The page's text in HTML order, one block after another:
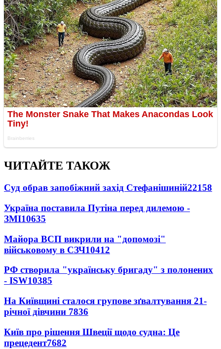
ЧИТАЙТЕ ТАКОЖ
Суд обрав запобіжний захід Стефанішиній22158
Україна поставила Путіна перед дилемою -
ЗМІ10635
Майора ВСП викрили на "допомозі"
військовому в СЗЧ10412
РФ створила "українську бригаду" з полонених
- ISW10385
На Київщині сталося групове зґвалтування 21-
річної дівчини 7836
Київ про рішення Швеції щодо судна: Це
прецедент7682